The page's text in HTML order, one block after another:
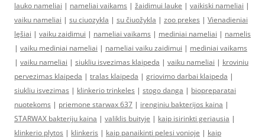
lauko nameliai | nameliai vaikams | žaidimui lauke | vaikiski nameliai |
vaiku nameliai | su ciuozykla | su čiuožykla | zoo prekes | Vienadieniai
lęšiai | vaiku zaidimui | nameliai vaikams | mediniai nameliai | namelis
| vaiku mediniai nameliai | nameliai vaiku zaidimui | mediniai vaikams
| vaiku nameliai | siukliu isvezimas klaipeda | vaiku nameliai | kroviniu
pervezimas klaipeda | tralas klaipeda | griovimo darbai klaipeda |
siukliu isvezimas | klinkerio trinkeles | stogo danga | biopreparatai
nuotekoms | priemone starwax 637 | irenginiu bakterijos kaina |
STARWAX bakteriju kaina | valiklis buityje | kaip isirinkti geriausia |
klinkerio plytos | klinkeris | kaip panaikinti pelesi vonioje | kaip